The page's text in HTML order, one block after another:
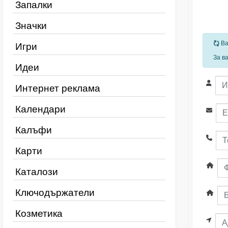
Запалки
Значки
Игри
Идеи
Интернет реклама
Календари
Калъфи
Карти
Каталози
Ключодържатели
Козметика
За